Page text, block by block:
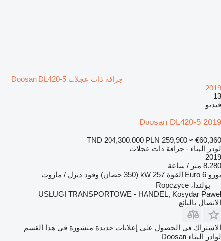
جرافة ذات عجلات Doosan DL420-5
2019
13
فيديو
Doosan DL420-5 2019
TND 204,300.000 PLN 259,900 ≈ €60,360
لودر البناء - جرافة ذات عجلات
2019
8.280 متر / ساعة
يورو Euro 6 القوة 257 kW (350 حصان) وقود ديزل / مازوت
بولندا، Ropczyce
USŁUGI TRANSPORTOWE - HANDEL, Kosydar Paweł
الاتصال بالبائع
الاشتراك في الحصول على إعلانات جديدة منشورة في هذا القسم
لوادر البناء Doosan